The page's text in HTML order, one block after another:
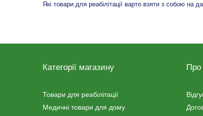
Які товари для реабілітації варто взяти з собою на
Категорії магазину
Товари для реабілітації
Медичні товари для дому
Про